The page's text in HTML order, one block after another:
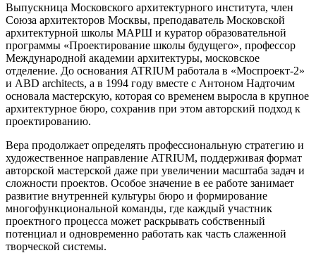
Выпускница Московского архитектурного института, член
Союза архитекторов Москвы, преподаватель Московской
архитектурной школы МАРШ и куратор образовательной
программы «Проектирование школы будущего», профессор
Международной академии архитектуры, московское
отделение. До основания ATRIUM работала в «Моспроект-2»
и ABD architects, а в 1994 году вместе с Антоном Надточим
основала мастерскую, которая со временем выросла в крупное
архитектурное бюро, сохранив при этом авторский подход к
проектированию.
Вера продолжает определять профессиональную стратегию и
художественное направление ATRIUM, поддерживая формат
авторской мастерской даже при увеличении масштаба задач и
сложности проектов. Особое значение в ее работе занимает
развитие внутренней культуры бюро и формирование
многофункциональной команды, где каждый участник
проектного процесса может раскрывать собственный
потенциал и одновременно работать как часть слаженной
творческой системы.